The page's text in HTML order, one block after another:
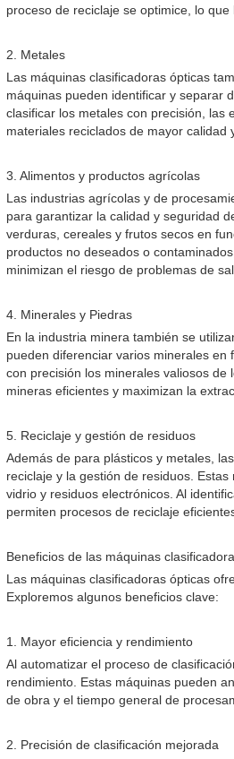
proceso de reciclaje se optimice, lo
2. Metales
Las máquinas clasificadoras ópticas
máquinas pueden identificar y separar
clasificar los metales con precisión, las
materiales reciclados de mayor calidad
3. Alimentos y productos agrícolas
Las industrias agrícolas y de
para garantizar la calidad y seguridad
verduras, cereales y frutos secos en
productos no deseados o
minimizan el riesgo de problemas de
4. Minerales y Piedras
En la industria minera también se
pueden diferenciar varios minerales
con precisión los minerales valiosos
mineras eficientes y maximizan la
5. Reciclaje y gestión de residuos
Además de para plásticos y metales,
reciclaje y la gestión de residuos.
vidrio y residuos electrónicos. Al
permiten procesos de reciclaje
Beneficios de las máquinas
Las máquinas clasificadoras ópticas
Exploremos algunos beneficios clave:
1. Mayor eficiencia y rendimiento
Al automatizar el proceso de
rendimiento. Estas máquinas pueden
de obra y el tiempo general de
2. Precisión de clasificación mejorada